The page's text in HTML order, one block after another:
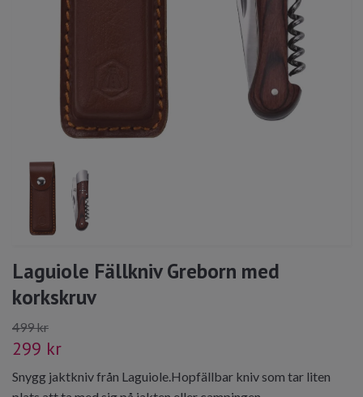
Laguiole Fällkniv Greborn med
korkskruv
499 kr
299 kr
Snygg jaktkniv från Laguiole.Hopfällbar kniv som tar liten